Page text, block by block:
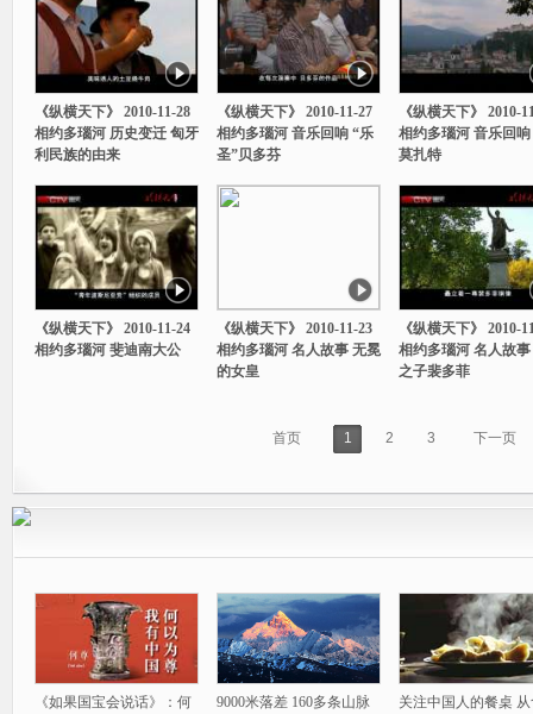
《纵横天下》 2010-11-28
相约多瑙河 历史变迁 匈牙
利民族的由来
《纵横天下》 2010-11-27
相约多瑙河 音乐回响 “乐
圣”贝多芬
《纵横天下》 2010-
相约多瑙河 音乐回
莫扎特
《纵横天下》 2010-11-24
相约多瑙河 斐迪南大公
《纵横天下》 2010-11-23
相约多瑙河 名人故事 无冕
的女皇
《纵横天下》 2010-
相约多瑙河 名人故
之子裴多菲
首页 1 2 3 下一页
《如果国宝会说话》：何
9000米落差 160多条山脉
关注中国人的餐桌